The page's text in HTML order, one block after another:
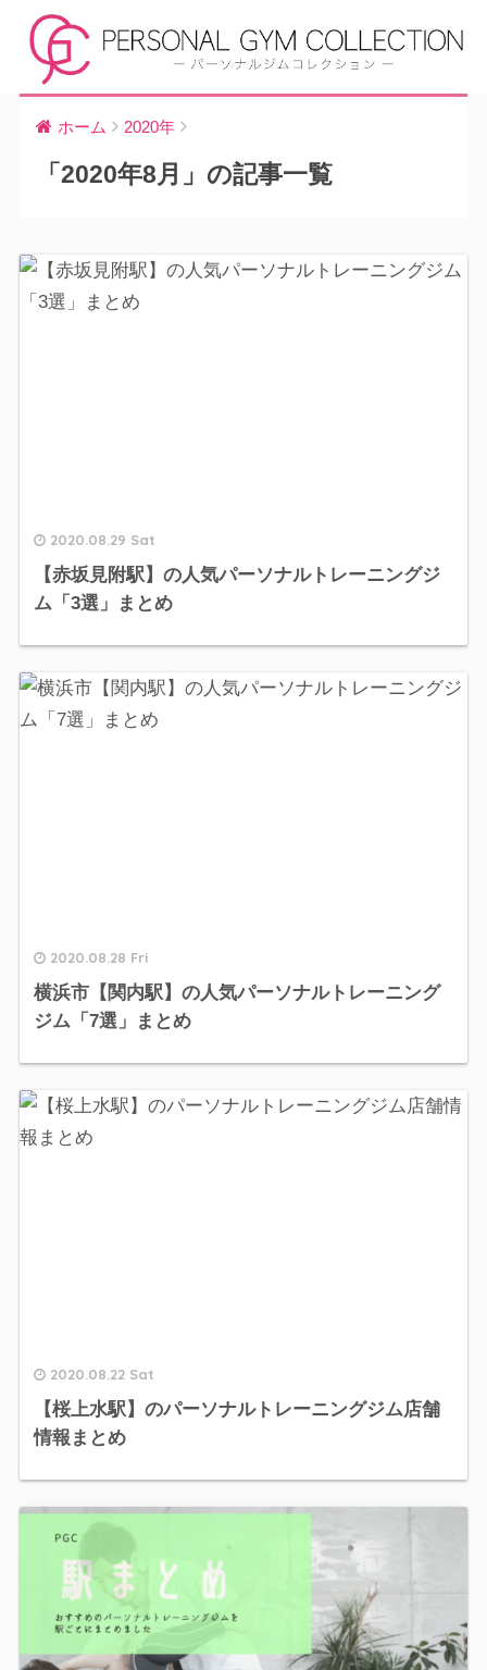
ホーム 2020年
「2020年8月」の記事一覧
2020.08.29 Sat
【赤坂見附駅】の人気パーソナルトレーニングジ
ム「3選」まとめ
2020.08.28 Fri
横浜市【関内駅】の人気パーソナルトレーニング
ジム「7選」まとめ
2020.08.22 Sat
【桜上水駅】のパーソナルトレーニングジム店舗
情報まとめ